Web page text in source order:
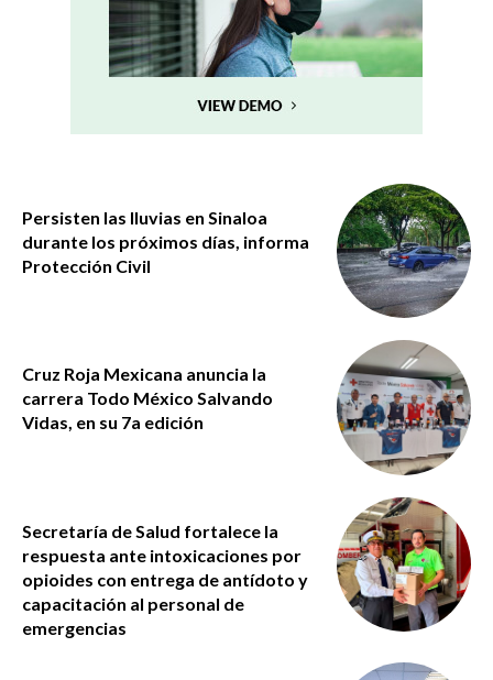
Persisten las lluvias en Sinaloa
durante los próximos días, informa
Protección Civil
Cruz Roja Mexicana anuncia la
carrera Todo México Salvando
Vidas, en su 7a edición
Secretaría de Salud fortalece la
respuesta ante intoxicaciones por
opioides con entrega de antídoto y
capacitación al personal de
emergencias